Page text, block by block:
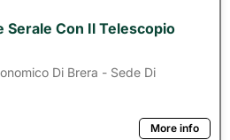
Con Il Telescopio
Di Brera - Sede Di
More info